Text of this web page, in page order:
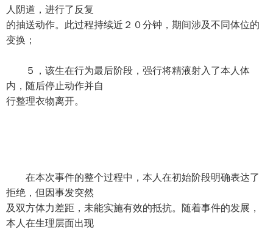
人阴道，进行了反复
的抽送动作。此过程持续近２０分钟，期间涉及不同体位的
变换；
５，该生在行为最后阶段，强行将精液射入了本人体
内，随后停止动作并自
行整理衣物离开。
在本次事件的整个过程中，本人在初始阶段明确表达了
拒绝，但因事发突然
及双方体力差距，未能实施有效的抵抗。随着事件的发展，
本人在生理层面出现